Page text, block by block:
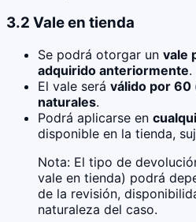
3.2 Vale en tienda
Se podrá otorgar un vale
adquirido anteriormente.
El vale será válido por 60
naturales.
Podrá aplicarse en
disponible en la tienda,
Nota: El tipo de
vale en tienda) podrá
de la revisión,
naturaleza del caso.